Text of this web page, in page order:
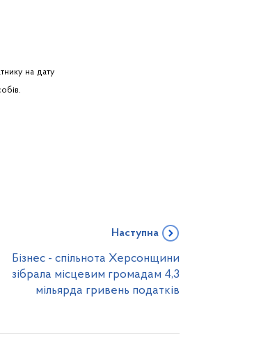
на дату
Наступна
Бізнес - спільнота Херсонщини
зібрала місцевим громадам 4,3
мільярда гривень податків